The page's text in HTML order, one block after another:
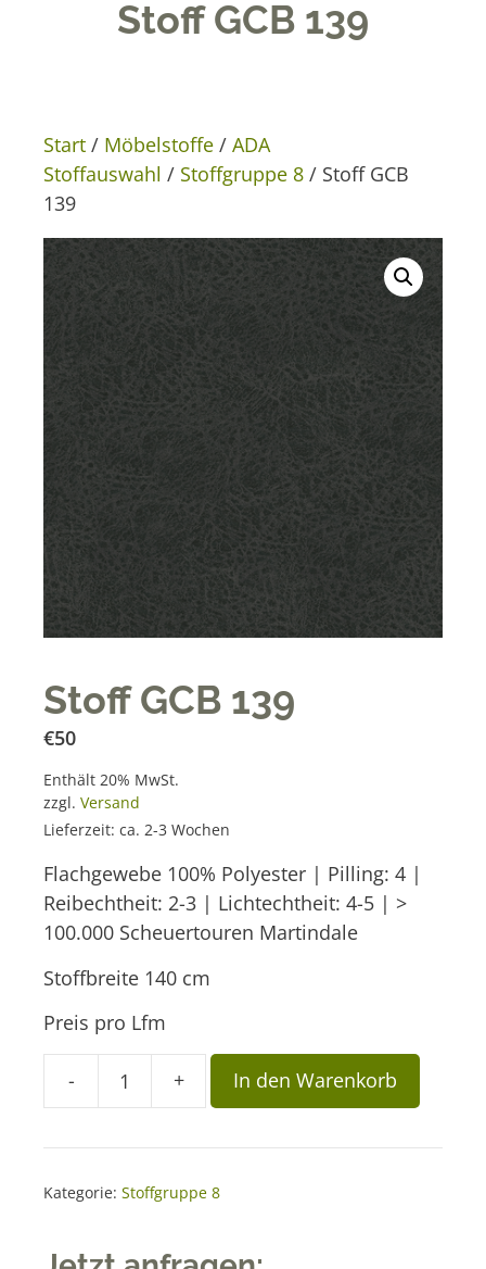
Stoff GCB 139
Start / Möbelstoffe / ADA
Stoffauswahl / Stoffgruppe 8 / Stoff GCB
139
Stoff GCB 139
€50
Enthält 20% MwSt.
zzgl. Versand
Lieferzeit: ca. 2-3 Wochen
Flachgewebe 100% Polyester | Pilling: 4 |
Reibechtheit: 2-3 | Lichtechtheit: 4-5 | >
100.000 Scheuertouren Martindale
Stoffbreite 140 cm
Preis pro Lfm
-
Stoff
139
Menge
+ In den Warenkorb
e
r
Kategorie: Stoffgruppe 8